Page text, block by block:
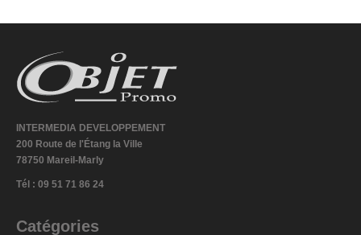
INTERMEDIA DEVELOPPEMENT
200 Route de l'Étang la Ville
78750 Mareil-Marly
Tél : 09 51 71 86 24
Catégories